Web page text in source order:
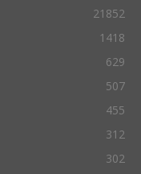
21852
1418
629
507
455
312
302